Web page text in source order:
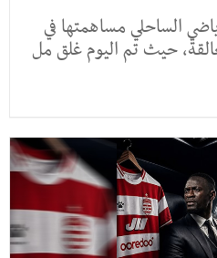
الساحلي مساهمتها في
حيث تم اليوم غلق مل